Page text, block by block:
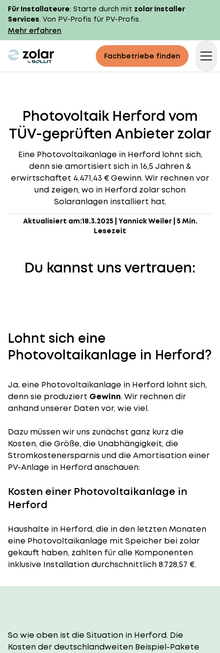
Für Installateure: Starte durch mit zolar Installer
Services. Von PV-Profis für PV-Profis.
Mehr erfahren
zolar logo Fachbetriebe finden
Photovoltaik Herford vom
TÜV-geprüften Anbieter zolar
Eine Photovoltaikanlage in Herford lohnt sich,
denn sie amortisiert sich in 16,5 Jahren &
erwirtschaftet 4.471,43 € Gewinn. Wir rechnen vor
und zeigen, wo in Herford zolar schon
Solaranlagen installiert hat.
Aktualisiert am:18.3.2025 Yannick Weiler| 5 Min.
Lesezeit
Du kannst uns vertrauen:
Lohnt sich eine
Photovoltaikanlage in Herford?
Ja, eine Photovoltaikanlage in Herford lohnt sich,
denn sie produziert Gewinn. Wir rechnen dir
anhand unserer Daten vor, wie viel.
Dazu müssen wir uns zunächst ganz kurz die
Kosten, die Größe, die Unabhängigkeit, die
Stromkostenersparnis und die Amortisation einer
PV-Anlage in Herford anschauen:
Kosten einer Photovoltaikanlage in
Herford
Haushalte in Herford, die in den letzten Monaten
eine Photovoltaikanlage mit Speicher bei zolar
gekauft haben, zahlten für alle Komponenten
inklusive Installation durchschnittlich 8.728,57 €.
So wie oben ist die Situation in Herford. Die
Kosten der deutschlandweiten Beispiel-Pakete